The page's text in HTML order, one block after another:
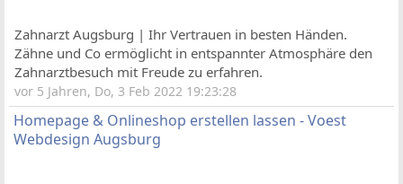
Zahnarzt Augsburg | Ihr Vertrauen in besten Händen.
Zähne und Co ermöglicht in entspannter Atmosphäre den
Zahnarztbesuch mit Freude zu erfahren.
vor 5 Jahren, Do, 3 Feb 2022 19:23:28
Homepage & Onlineshop erstellen lassen - Voest
Webdesign Augsburg